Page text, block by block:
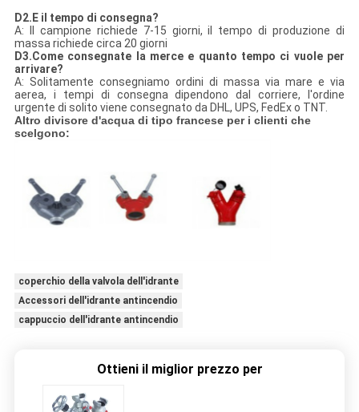
D2.E il tempo di consegna?
A: Il campione richiede 7-15 giorni, il tempo di produzione di
massa richiede circa 20 giorni
D3.Come consegnate la merce e quanto tempo ci vuole per
arrivare?
A: Solitamente consegniamo ordini di massa via mare e via
aerea, i tempi di consegna dipendono dal corriere, l'ordine
urgente di solito viene consegnato da DHL, UPS, FedEx o TNT.
Altro divisore d'acqua di tipo francese per i clienti che
scelgono:
coperchio della valvola dell'idrante
Accessori dell'idrante antincendio
cappuccio dell'idrante antincendio
Ottieni il miglior prezzo per